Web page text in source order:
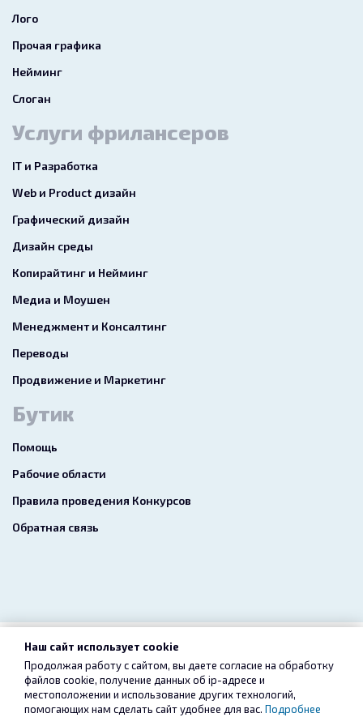
Лого
Прочая графика
Нейминг
Слоган
Услуги фрилансеров
IT и Разработка
Web и Product дизайн
Графический дизайн
Дизайн среды
Копирайтинг и Нейминг
Медиа и Моушен
Менеджмент и Консалтинг
Переводы
Продвижение и Маркетинг
Бутик
Помощь
Рабочие области
Правила проведения Конкурсов
Обратная связь
2026 freelance.boutique
Пользовательское соглашение Конфиденциальность
Наш сайт использует cookie
Продолжая работу с сайтом, вы даете согласие на обработку
файлов cookie, получение данных об ip-адресе и
местоположении и использование других технологий,
помогающих нам сделать сайт удобнее для вас. Подробнее